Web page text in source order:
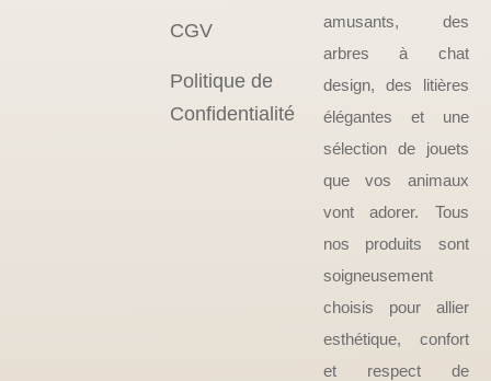
CGV
Politique de
Confidentialité
amusants, des
arbres à chat
design, des litières
élégantes et une
sélection de jouets
que vos animaux
vont adorer. Tous
nos produits sont
soigneusement
choisis pour allier
esthétique, confort
et respect de